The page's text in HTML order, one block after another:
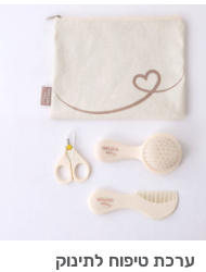
ערכת טיפוח לתינוק